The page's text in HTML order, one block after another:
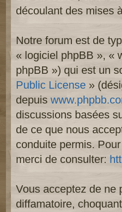
découlant des mises
Notre forum est de
« logiciel phpBB », «
phpBB ») qui est un
Public License »
depuis
discussions basées
de ce que nous
conduite permis.
merci de consulter:
Vous acceptez de ne
diffamatoire,